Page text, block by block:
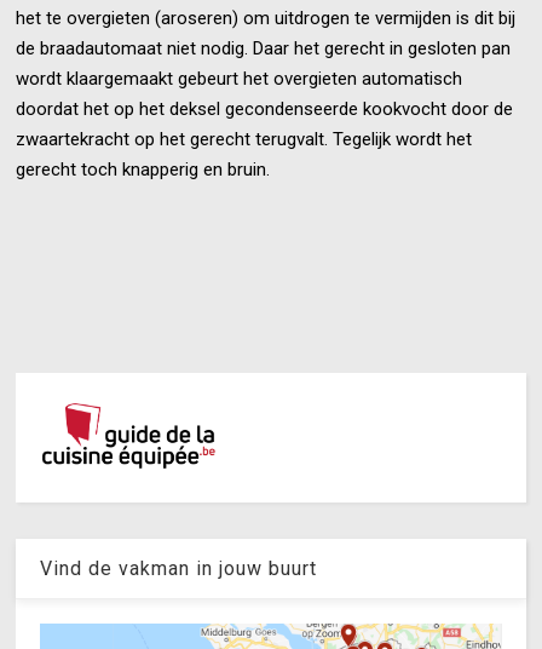
het te overgieten (aroseren) om uitdrogen te vermijden is dit bij
de braadautomaat niet nodig. Daar het gerecht in gesloten pan
wordt klaargemaakt gebeurt het overgieten automatisch
doordat het op het deksel gecondenseerde kookvocht door de
zwaartekracht op het gerecht terugvalt. Tegelijk wordt het
gerecht toch knapperig en bruin.
Vind de vakman in jouw buurt